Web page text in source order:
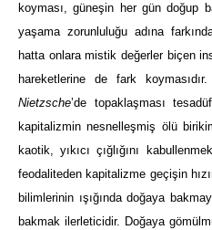
koyması, güneşin her gün doğup
yaşama zorunluluğu adına
hatta onlara mistik değerler biçen
hareketlerine de fark
Nietzsche’de topaklaşması
kapitalizmin nesnelleşmiş ölü
kaotik, yıkıcı çığlığını
feodaliteden kapitalizme geçişin
bilimlerinin ışığında doğaya
bakmak ilerleticidir. Doğaya